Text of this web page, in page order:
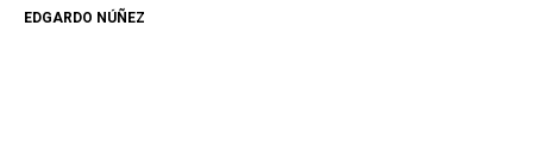
EDGARDO NÚÑEZ